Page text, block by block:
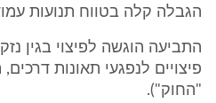
הגבלה קלה בטווח תנועות
התביעה הוגשה לפיצוי בגין
"החוק").